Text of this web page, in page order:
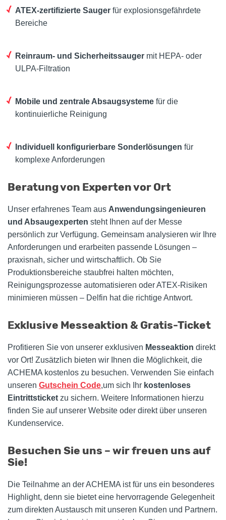
ATEX-zertifizierte Sauger für explosionsgefährdete
Bereiche
Reinraum- und Sicherheitssauger mit HEPA- oder
ULPA-Filtration
Mobile und zentrale Absaugsysteme für die
kontinuierliche Reinigung
Individuell konfigurierbare Sonderlösungen für
komplexe Anforderungen
Beratung von Experten vor Ort
Unser erfahrenes Team aus Anwendungsingenieuren
und Absaugexperten steht Ihnen auf der Messe
persönlich zur Verfügung. Gemeinsam analysieren wir Ihre
Anforderungen und erarbeiten passende Lösungen –
praxisnah, sicher und wirtschaftlich. Ob Sie
Produktionsbereiche staubfrei halten möchten,
Reinigungsprozesse automatisieren oder ATEX-Risiken
minimieren müssen – Delfin hat die richtige Antwort.
Exklusive Messeaktion & Gratis-Ticket
Profitieren Sie von unserer exklusiven Messeaktion direkt
vor Ort! Zusätzlich bieten wir Ihnen die Möglichkeit, die
ACHEMA kostenlos zu besuchen. Verwenden Sie einfach
unseren Gutschein Code,um sich Ihr kostenloses
Eintrittsticket zu sichern. Weitere Informationen hierzu
finden Sie auf unserer Website oder direkt über unseren
Kundenservice.
Besuchen Sie uns – wir freuen uns auf
Sie!
Die Teilnahme an der ACHEMA ist für uns ein besonderes
Highlight, denn sie bietet eine hervorragende Gelegenheit
zum direkten Austausch mit unseren Kunden und Partnern.